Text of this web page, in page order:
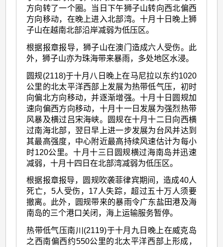
方向转了一个圈。当日下午狮子山转向西北偏西
方向移动，在晚上进入北部湾。十月十日晚上狮
子山在越南北部沿岸减弱为低压区。
根据报章报导，狮子山在澳门造成六人受伤。此
外，狮子山亦为珠海带来暴雨，多处地区水浸。
圆规(2118)于十月八日晚上在马尼拉以东约1020
公里的北太平洋西部上发展为热带低气压，初时
向偏北方向移动，并逐渐增强。十月十日圆规加
速向偏西方向移动，十月十一日发展为强烈热带
风暴及横过吕宋海峡。圆规在十月十二日向西横
过南海北部，翌日早上进一步发展为台风并达到
其最高强度，中心附近最高持续风速估计为每小
时120公里。十月十三日圆规横过海南岛并迅速
减弱，十月十四日在北部湾减弱为低压区。
根据报章报导，圆规吹袭菲律宾期间，造成40人
死亡，5人受伤，17人失踪，超过五十万人须要
撤离。此外，圆规带来的暴雨令广东盐田港及海
南岛的三个港口关闭，海上运输服务暂停。
热带低气压南川(2119)于十月九日晚上在威克岛
之西南偏西约550公里的北太平洋西部上形成，